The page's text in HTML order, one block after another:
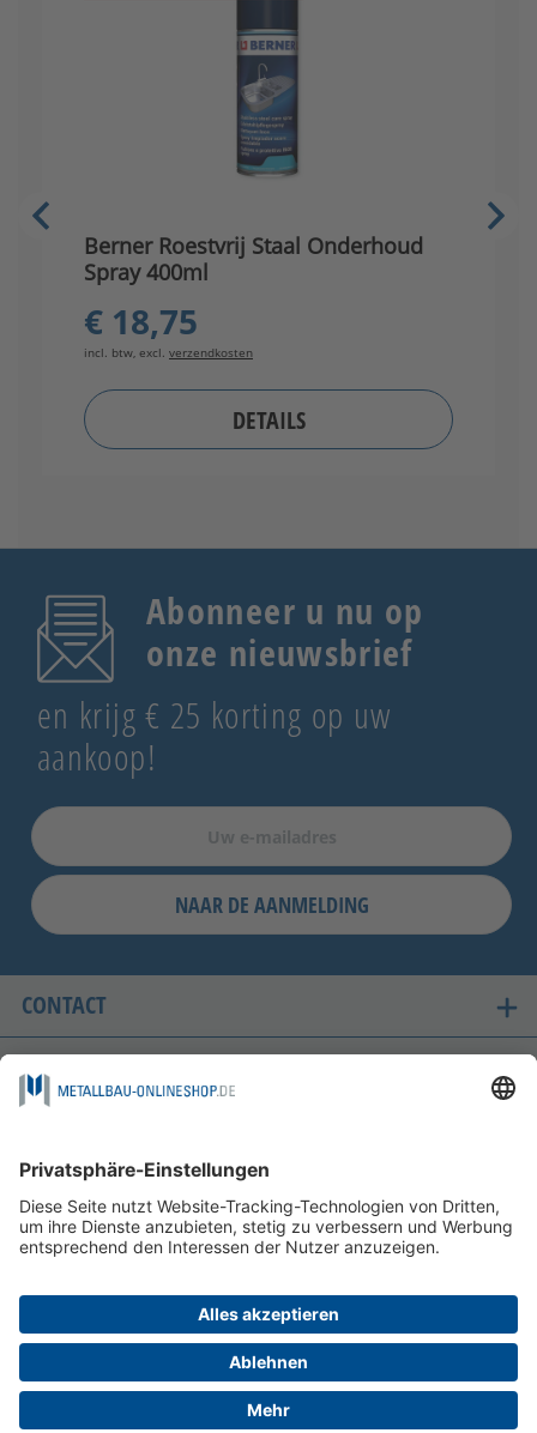
Berner Roestvrij Staal Onderhoud
Spray 400ml
€ 18,75
incl. btw, excl. verzendkosten
DETAILS
Abonneer u nu op
onze nieuwsbrief
en krijg € 25 korting op uw
aankoop!
NAAR DE AANMELDING
CONTACT
ONZE LANDEN VAN LEVERING
FOLGEN SIE UNS AUF
BETAALMOGELIJKHEDEN
HELP EN SERVICE